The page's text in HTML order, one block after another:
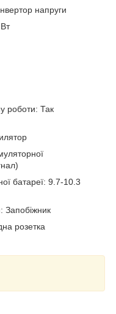
напруги
роботи: Так
батареї: 9.7-10.3
Запобіжник
розетка